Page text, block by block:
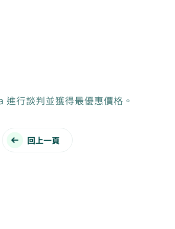
進行談判並獲得最優惠價格。
回上一頁